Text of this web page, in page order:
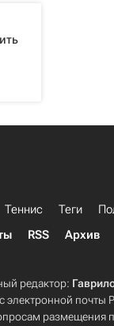
Теннис Теги
RSS Архив
редактор:
электронной почты
размещения